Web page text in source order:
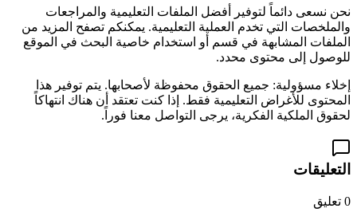
نحن نسعى دائماً لتوفير أفضل الملفات التعليمية والمراجعات
والملخصات التي تخدم العملية التعليمية. يمكنكم تصفح المزيد من
الملفات المشابهة في قسم
أو استخدام خاصية البحث في الموقع
للوصول إلى محتوى محدد.
إخلاء مسؤولية: جميع الحقوق محفوظة لأصحابها. يتم توفير هذا
المحتوى للأغراض التعليمية فقط. إذا كنت تعتقد أن هناك انتهاكاً
لحقوق الملكية الفكرية، يرجى التواصل معنا فوراً.
التعليقات
0 تعليق